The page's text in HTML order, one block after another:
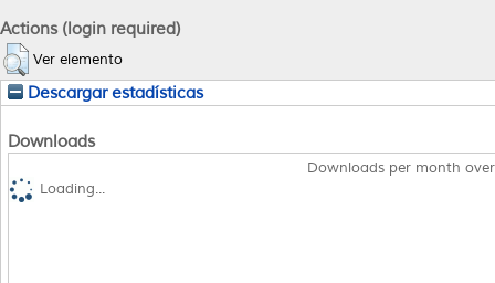
Actions (login required)
Ver elemento
Descargar estadísticas
Downloads
Downloads per month
Loading...